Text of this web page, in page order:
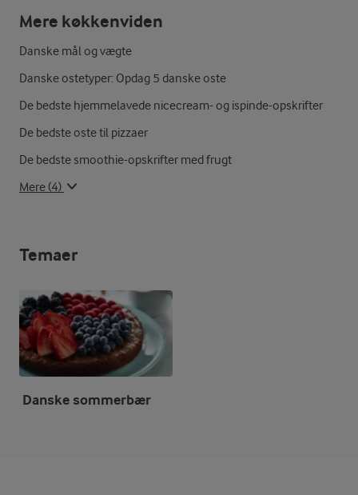
Mere køkkenviden
Danske mål og vægte
Danske ostetyper: Opdag 5 danske oste
De bedste hjemmelavede nicecream- og ispinde-opskrifter
De bedste oste til pizzaer
De bedste smoothie-opskrifter med frugt
Mere (4)
Temaer
Danske sommerbær